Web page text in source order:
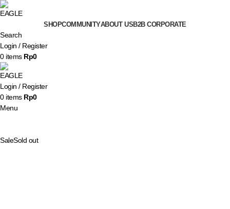
SHOPCOMMUNITYABOUT USB2B CORPORATE
Search
Login / Register
0 items Rp0
Login / Register
0 items Rp0
Menu
SaleSold out